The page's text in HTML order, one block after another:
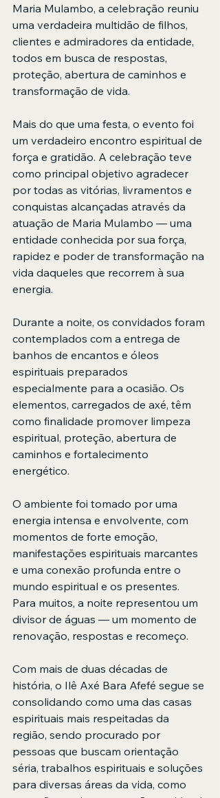
Maria Mulambo, a celebração reuniu
uma verdadeira multidão de filhos,
clientes e admiradores da entidade,
todos em busca de respostas,
proteção, abertura de caminhos e
transformação de vida.
Mais do que uma festa, o evento foi
um verdadeiro encontro espiritual de
força e gratidão. A celebração teve
como principal objetivo agradecer
por todas as vitórias, livramentos e
conquistas alcançadas através da
atuação de Maria Mulambo — uma
entidade conhecida por sua força,
rapidez e poder de transformação na
vida daqueles que recorrem à sua
energia.
Durante a noite, os convidados foram
contemplados com a entrega de
banhos de encantos e óleos
espirituais preparados
especialmente para a ocasião. Os
elementos, carregados de axé, têm
como finalidade promover limpeza
espiritual, proteção, abertura de
caminhos e fortalecimento
energético.
O ambiente foi tomado por uma
energia intensa e envolvente, com
momentos de forte emoção,
manifestações espirituais marcantes
e uma conexão profunda entre o
mundo espiritual e os presentes.
Para muitos, a noite representou um
divisor de águas — um momento de
renovação, respostas e recomeço.
Com mais de duas décadas de
história, o Ilê Axé Bara Afefé segue se
consolidando como uma das casas
espirituais mais respeitadas da
região, sendo procurado por
pessoas que buscam orientação
séria, trabalhos espirituais e soluções
para diversas áreas da vida, como